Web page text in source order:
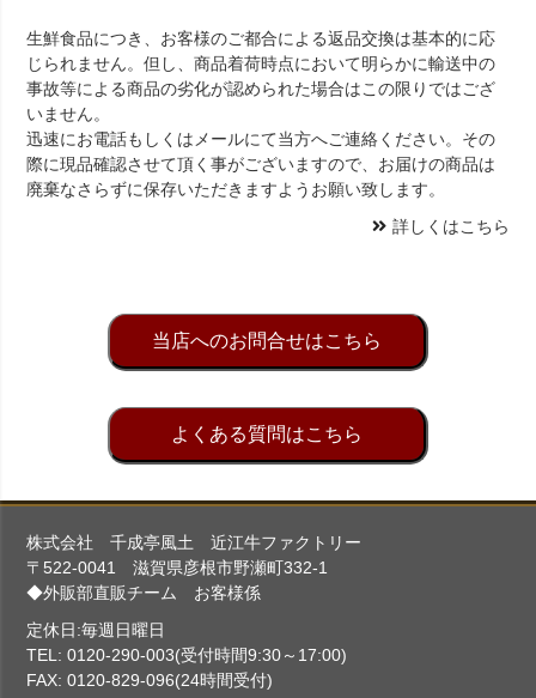
生鮮食品につき、お客様のご都合による返品交換は基本的に応
じられません。但し、商品着荷時点において明らかに輸送中の
事故等による商品の劣化が認められた場合はこの限りではござ
いません。
迅速にお電話もしくはメールにて当方へご連絡ください。その
際に現品確認させて頂く事がございますので、お届けの商品は
廃棄なさらずに保存いただきますようお願い致します。
詳しくはこちら
当店へのお問合せはこちら
よくある質問はこちら
株式会社 千成亭風土 近江牛ファクトリー
〒522-0041 滋賀県彦根市野瀬町332-1
◆外販部直販チーム お客様係
定休日:毎週日曜日
TEL: 0120-290-003(受付時間9:30～17:00)
FAX: 0120-829-096(24時間受付)